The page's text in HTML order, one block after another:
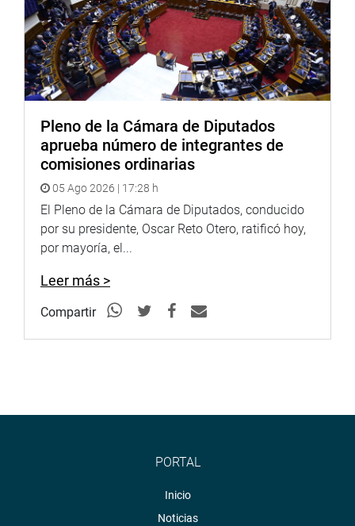
Narro; y de otras provincias y distritos.
OFICINA DE COMUNICACIONES
Pleno de la Cámara de Diputados
aprueba número de integrantes de
comisiones ordinarias
05 Ago 2026 | 17:28 h
El Pleno de la Cámara de Diputados, conducido
por su presidente, Oscar Reto Otero, ratificó hoy,
por mayoría, el...
Leer más >
Compartir
PORTAL
Inicio
Noticias